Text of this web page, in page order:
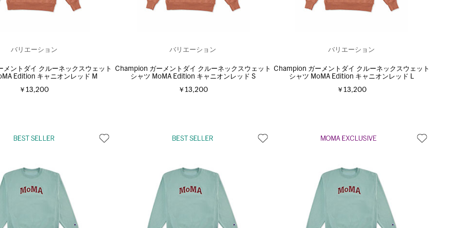
バリエーション
ントダイ クルーネックスウェット
Edition キャニオンレッド M
￥13,200
バリエーション
Champion ガーメントダイ クルーネックスウェット
シャツ MoMA Edition キャニオンレッド S
￥13,200
バリエーション
Champion ガーメントダイ クルーネックスウェット
シャツ MoMA Edition キャニオンレッド L
￥13,200